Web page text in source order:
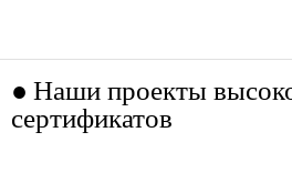
Наши проекты
сертификатов